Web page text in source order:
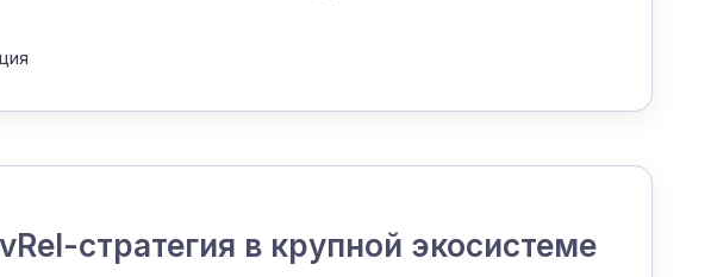
стратегия в крупной экосистеме